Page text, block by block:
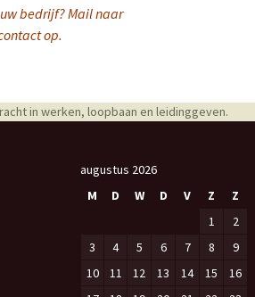
bedrijf? Mail naar
op.
in werken, loopbaan en leidinggeven.
augustus 2026
M
D W D V Z
Z
1
2
3
4 5 6 7 8
9
10
11 12 13 14 15
16